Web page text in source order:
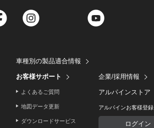
Facebook Twitter
車種別の製品適合情報
お客様サポート
よくあるご質問
地図データ更新
ダウンロードサービス
企業/採用情報
アルパインストア
アルパインお客様登録
ログイン